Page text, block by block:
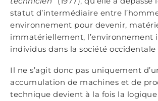
statut d’intermédiaire entre
environnement pour devenir,
immatériellement, l’environnement
individus dans la société
Il ne s’agit donc pas uniquement
accumulation de machines et de
technique devient à la fois la